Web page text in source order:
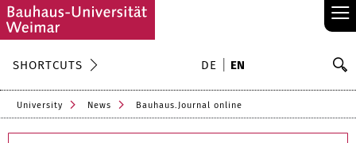
≡
SHORTCUTS DE EN
University News Bauhaus.Journal online